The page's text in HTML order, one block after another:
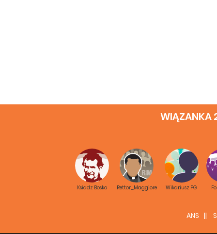
WIĄZANKA
Ksiadz Bosko Rettor_Maggiore Wikariusz PG
ANS